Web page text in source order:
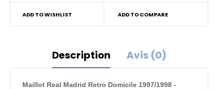
ADD TO WISHLIST ADD TO COMPARE
Description Avis (0)
Maillot Real Madrid Retro Domicile 1997/1998 -